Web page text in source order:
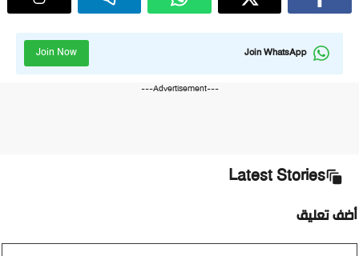
Join WhatsApp
Join Now
---Advertisement---
Latest Stories
أضف تعليق
تعليق